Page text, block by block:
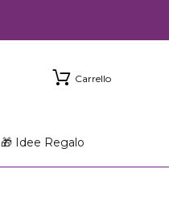
Carrello
🎁 Idee Regalo